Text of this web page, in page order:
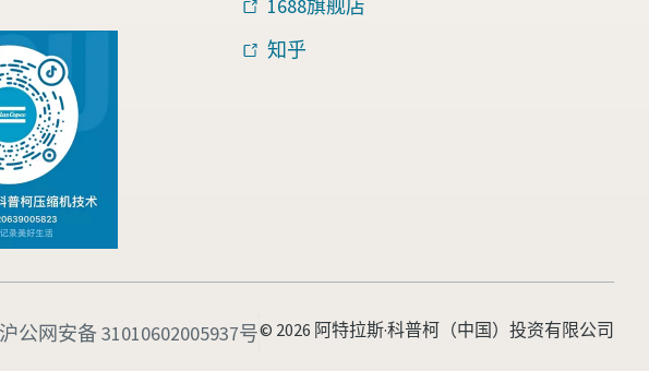
1688旗舰店
知乎
沪公网安备 31010602005937号© 2026 阿特拉斯·科普柯（中国）投资有限公司